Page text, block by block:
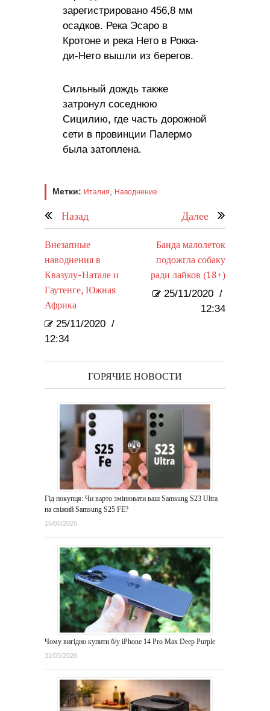
зарегистрировано 456,8 мм
осадков. Река Эсаро в
Кротоне и река Нето в Рокка-
ди-Нето вышли из берегов.
Сильный дождь также
затронул соседнюю
Сицилию, где часть дорожной
сети в провинции Палермо
была затоплена.
Метки: Италия Наводнение
Назад Далее
Внезапные
наводнения в
Квазулу-Натале и
Гаутенге, Южная
Африка
25/11/2020 /
12:34
Банда малолеток
подожгла собаку
ради лайков (18+)
25/11/2020 /
12:34
ГОРЯЧИЕ НОВОСТИ
Гід покупця: Чи варто змінювати ваш Samsung S23 Ultra
на свіжий Samsung S25 FE?
16/06/2026
Чому вигідно купити б/у iPhone 14 Pro Max Deep Purple
31/05/2026